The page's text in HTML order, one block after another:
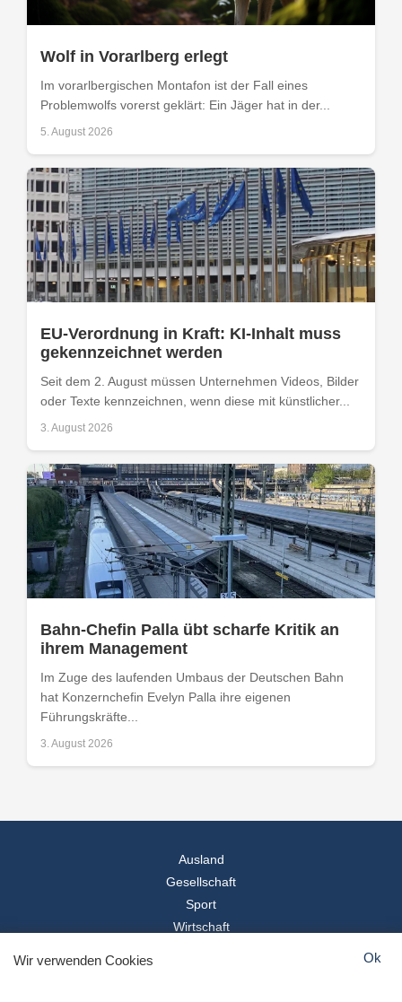
Wolf in Vorarlberg erlegt
Im vorarlbergischen Montafon ist der Fall eines
Problemwolfs vorerst geklärt: Ein Jäger hat in der...
5. August 2026
EU-Verordnung in Kraft: KI-Inhalt muss
gekennzeichnet werden
Seit dem 2. August müssen Unternehmen Videos, Bilder
oder Texte kennzeichnen, wenn diese mit künstlicher...
3. August 2026
Bahn-Chefin Palla übt scharfe Kritik an
ihrem Management
Im Zuge des laufenden Umbaus der Deutschen Bahn
hat Konzernchefin Evelyn Palla ihre eigenen
Führungskräfte...
3. August 2026
Ausland
Gesellschaft
Sport
Wirtschaft
© 2026Landesspiegel
Wir verwenden Cookies Ok